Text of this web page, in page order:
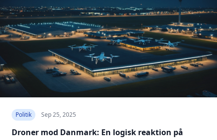
Politik Sep 25, 2025
Droner mod Danmark: En logisk reaktion på